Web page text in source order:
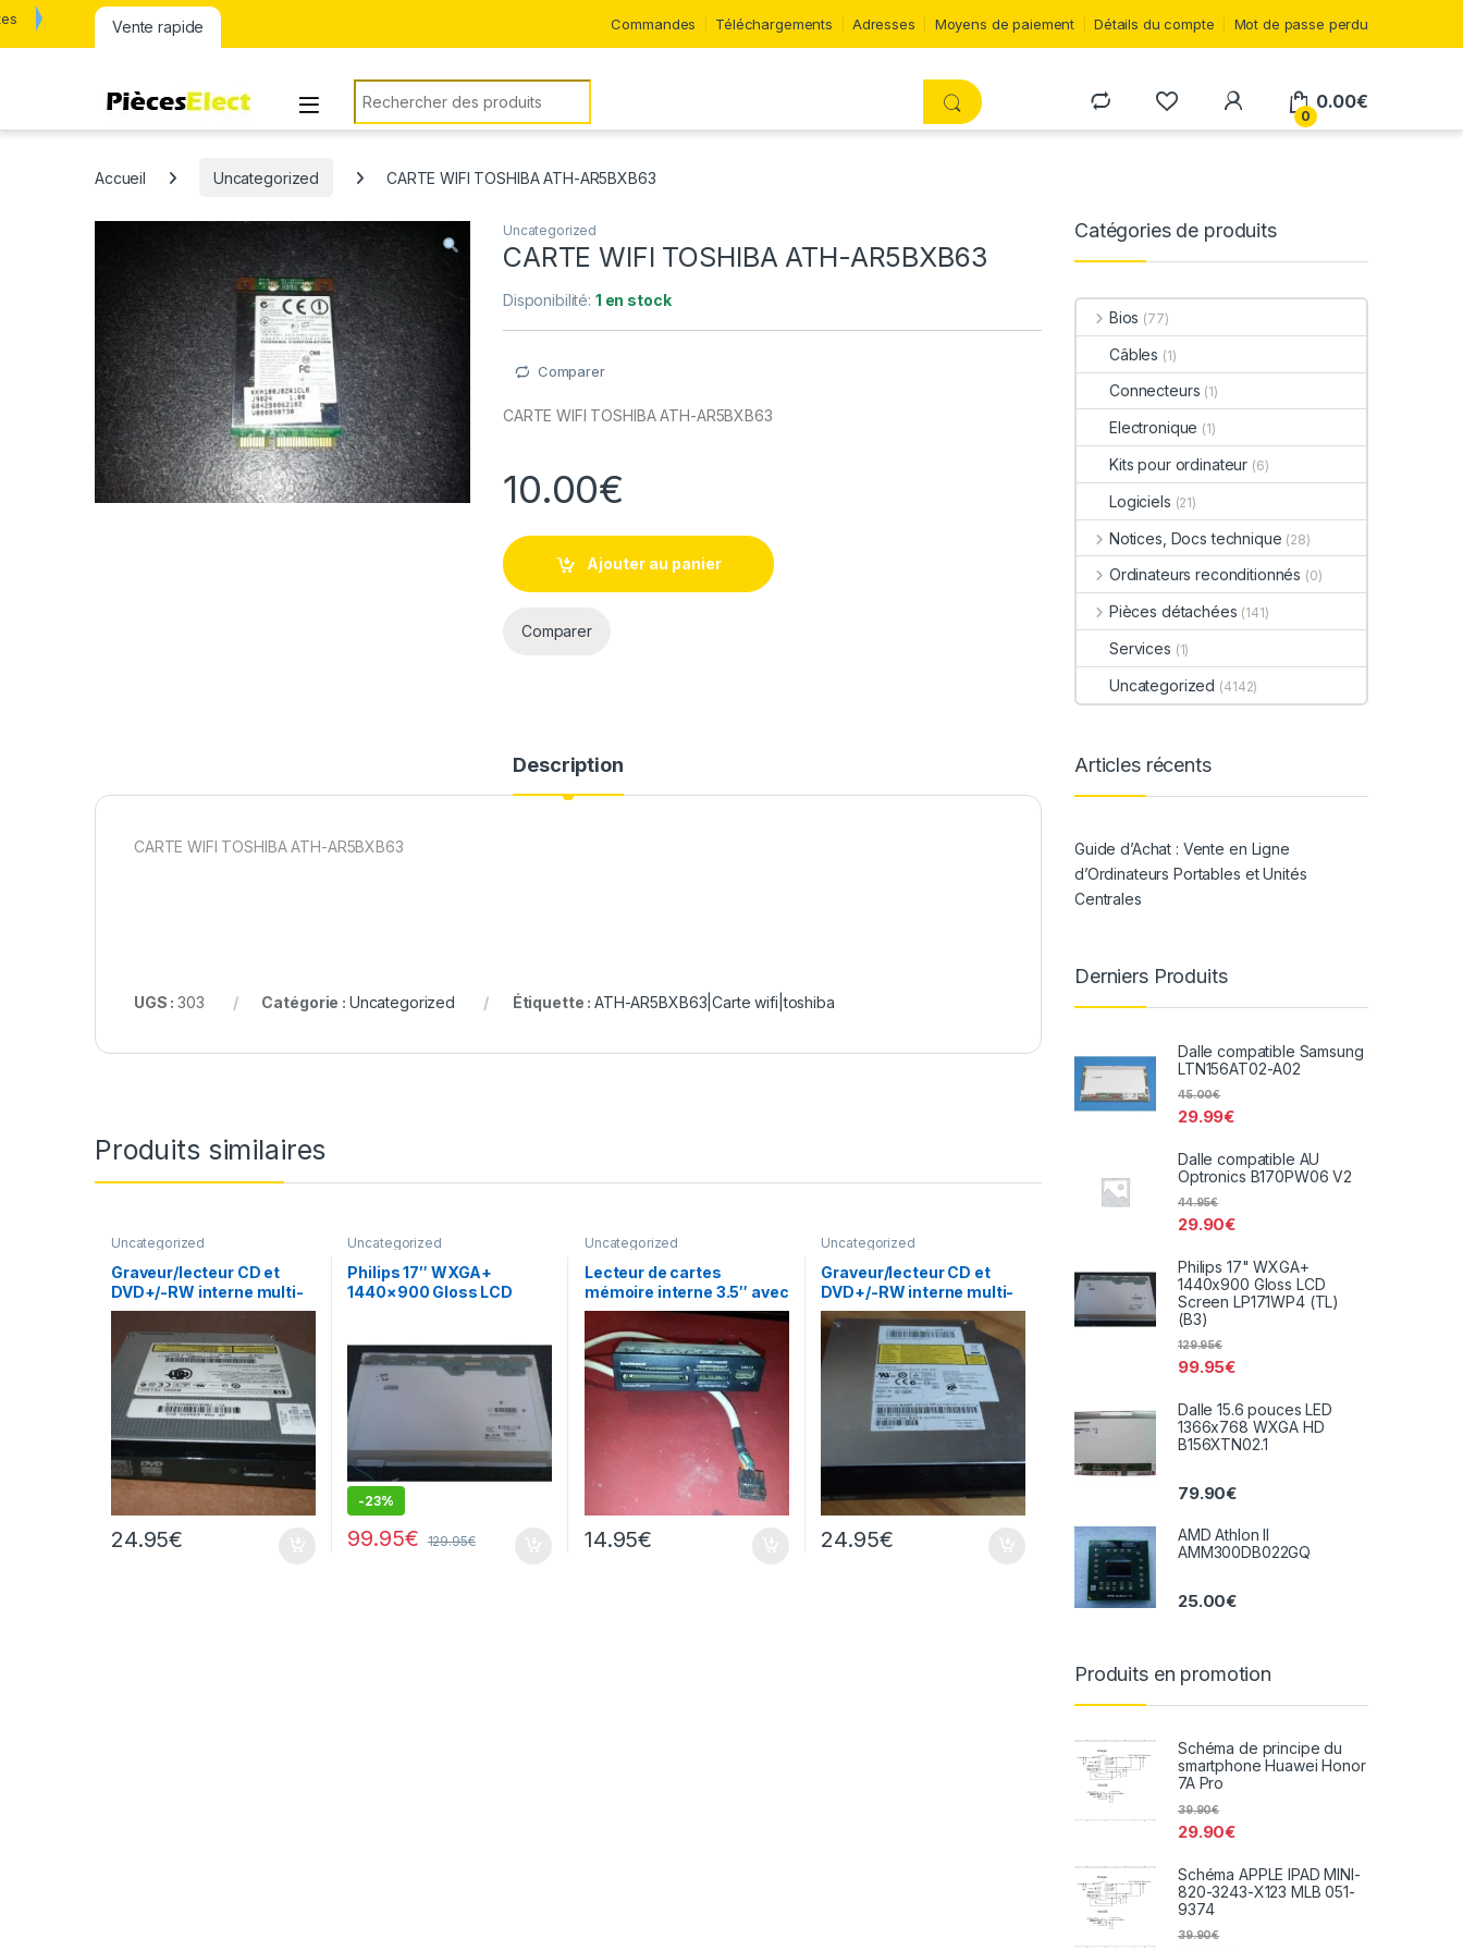
Vente rapide Commandes Téléchargements Adresses Moyens de paiement Détails du compte Mot de passe perdu
Rechercher:
0
0.00€
Accueil Uncategorized CARTE WIFI TOSHIBA ATH-AR5BXB63
Uncategorized
CARTE WIFI TOSHIBA ATH-AR5BXB63
Disponibilité: 1 en stock
Comparer
CARTE WIFI TOSHIBA ATH-AR5BXB63
10.00€
Ajouter au panier
Comparer
Description
CARTE WIFI TOSHIBA ATH-AR5BXB63
UGS :303 Catégorie : Uncategorized Étiquette :ATH-AR5BXB63|Carte wifi|toshiba
Produits similaires
Uncategorized
Graveur/lecteur CD et
DVD+/-RW interne multi-
recorder portable TS-
L632
24.95€
Uncategorized
Philips 17″ WXGA+
1440×900 Gloss LCD
-23%
99.95€ 129.95€
Uncategorized
Lecteur de cartes
mémoire interne 3.5″ avec
1 USB2.0
14.95€
Uncategorized
Graveur/lecteur CD et
DVD+/-RW interne multi-
recorder portable AD-
7585H
24.95€
Catégories de produits
Bios (77)
Câbles (1)
Connecteurs (1)
Electronique (1)
Kits pour ordinateur (6)
Logiciels (21)
Notices, Docs technique (28)
Ordinateurs reconditionnés (0)
Pièces détachées (141)
Services (1)
Uncategorized (4142)
Articles récents
Guide d’Achat : Vente en Ligne
d’Ordinateurs Portables et Unités
Centrales
Derniers Produits
Dalle compatible Samsung
LTN156AT02-A02
29.99€
45.00€
Dalle compatible AU
Optronics B170PW06 V2
29.90€
44.95€
Philips 17" WXGA+
1440x900 Gloss LCD
Screen LP171WP4 (TL)
(B3)
99.95€
129.95€
Dalle 15.6 pouces LED
1366x768 WXGA HD
B156XTN02.1
79.90€
AMD Athlon II
AMM300DB022GQ
25.00€
Produits en promotion
Schéma de principe du
smartphone Huawei Honor
7A Pro
29.90€
39.90€
Schéma APPLE IPAD MINI-
820-3243-X123 MLB 051-
9374
39.90€